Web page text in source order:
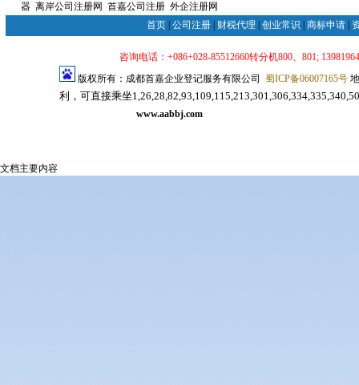
器 离岸公司注册网 首嘉公司注册 外企注册网
首页 公司注册 财税代理 创业常识 商标申请
咨询电话：+086+028-85512660转分机800、801;
版权所有：成都首嘉企业登记服务有限公司 蜀ICP备06007165号地
利，可直接乘坐
www.aabbj.com
文档主要内容